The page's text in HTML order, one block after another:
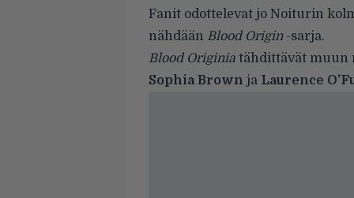
Fanit odottelevat jo Noiturin
nähdään Blood Origin-sarja.
Blood Originia tähdittävät muun
Sophia Brown ja Laurence